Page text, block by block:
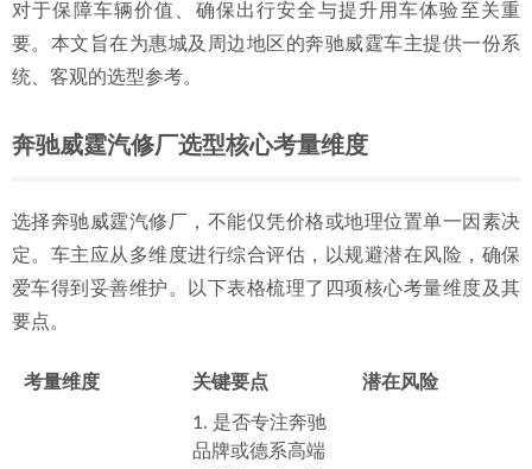
对于保障车辆价值、确保出行安全与提升用车体验至关重
要。本文旨在为惠城及周边地区的奔驰威霆车主提供一份系
统、客观的选型参考。
奔驰威霆汽修厂选型核心考量维度
选择奔驰威霆汽修厂，不能仅凭价格或地理位置单一因素决
定。车主应从多维度进行综合评估，以规避潜在风险，确保
爱车得到妥善维护。以下表格梳理了四项核心考量维度及其
要点。
考量维度 关键要点 潜在风险
1. 是否专注奔驰
品牌或德系高端